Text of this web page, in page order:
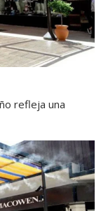
refleja una